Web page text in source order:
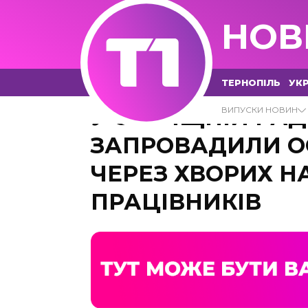
ТЕРНОПІЛЬ
ВИПУСКИ НОВИН
У СЕЛИЩНІЙ
ЗАПРОВАДИЛИ
ЧЕРЕЗ ХВОРИХ
ПРАЦІВНИКІВ